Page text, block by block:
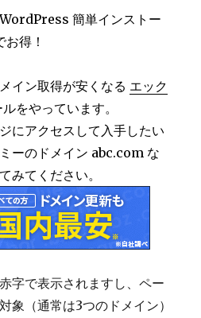
簡単インストー
得！
イン取得が安くなる エック
をやっています。
にアクセスして入手したい
ーのドメイン abc.com な
みてください。
字で表示されますし、ペー
象（通常は3つのドメイン）